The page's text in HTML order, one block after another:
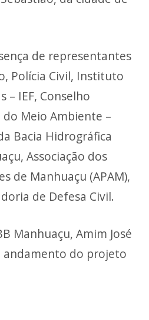
de representantes
Polícia Civil, Instituto
– IEF, Conselho
Meio Ambiente –
Bacia Hidrográfica
Associação dos
de Manhuaçu (APAM),
de Defesa Civil.
Manhuaçu, Amim José
andamento do projeto